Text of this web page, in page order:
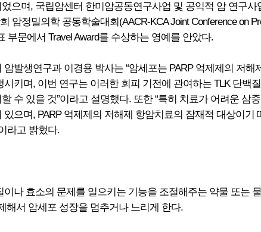
으며, 국립암센터 한미암공동연구사업 및 공익적 암 연구
암정밀의학 공동학술대회(AACR-KCA Joint Conference on
부문에서 Travel Award를 수상하는 영예를 안았다.
발생연구과 이경용 박사는 “암세포는 PARP 억제제의 저
키며, 이번 연구는 이러한 회피 기전에 관여하는 TLK 단백
수 있을 것”이라고 설명했다. 또한 “특히 치료가 어려운
있으며, PARP 억제제의 저해제 항암치료의 잠재적 대상이
라고 밝혔다.
나 효소의 문제를 일으키는 기능을 조절해주는 약물 또는
해서 암세포 성장을 멈추거나 느리게 한다.